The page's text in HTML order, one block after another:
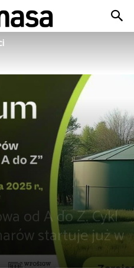
od A do Z. Cykl
startuje już w